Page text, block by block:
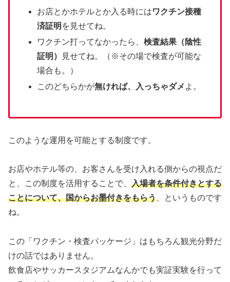
お店とかホテルとか入る時にはワクチン接種
済証明 を見せてね。
ワクチン打ってなかったら、検査結果（陰性
証明）
見せてね。（※その場で検査が可能な
場合も。）
このどちらかが無ければ、入っちゃダメ よ。
このような運用を可能とする制度です。
お店やホテル等の、お客さんを受け入れる側からの視点だ
と、この制度を活用することで、 入場者を条件付きとする
ことについて、国からお墨付きをもらう 、というものです
ね。
この「ワクチン・検査パッケージ」はもちろん観光分野だ
けの話ではありません。
飲食店やサッカースタジアムなんかでも実証実験を行って